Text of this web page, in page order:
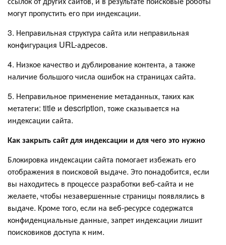
могут пропустить его при индексации.
3. Неправильная структура сайта или неправильная
конфигурация URL-адресов.
4. Низкое качество и дублирование контента, а также
наличие большого числа ошибок на страницах сайта.
5. Неправильное применение метаданных, таких как
метатеги: title и description, тоже сказывается на
индексации сайта.
Как закрыть сайт для индексации и для чего это нужно
Блокировка индексации сайта помогает избежать его
отображения в поисковой выдаче. Это понадобится, если
вы находитесь в процессе разработки веб-сайта и не
желаете, чтобы незавершенные страницы появлялись в
выдаче. Кроме того, если на веб-ресурсе содержатся
конфиденциальные данные, запрет индексации лишит
поисковиков доступа к ним.